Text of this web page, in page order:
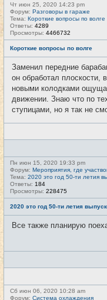
Чт июн 25, 2020 14:23 pm
Форум: Разговоры в гараже
Тема: Короткие вопросы по волге
Ответы: 4289
Просмотры: 4466732
Короткие вопросы по волге
Заменил передние
он обработал плоскости,
новыми колодками
движении. Знаю что по
ступицами, но я так не
Пн июн 15, 2020 19:33 pm
Форум: Мероприятия, где
Тема: 2020 это год 50-ти летия
Ответы: 184
Просмотры: 228475
2020 это год 50-ти летия
Все также планирую
Сб июн 06, 2020 10:28 am
Форум: Система охлаждения